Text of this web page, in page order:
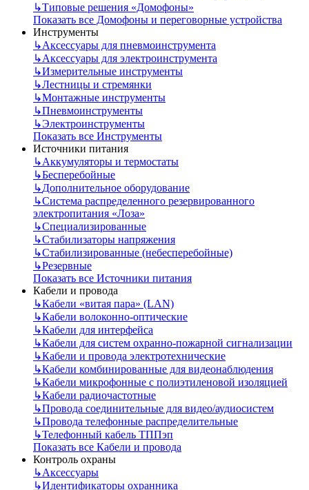
↳Типовые решения «Домофоны»
Показать все Домофоны и переговорные устройства
Инструменты
↳Аксессуары для пневмоинструмента
↳Аксессуары для электроинструмента
↳Измерительные инструменты
↳Лестницы и стремянки
↳Монтажные инструменты
↳Пневмоинструменты
↳Электроинструменты
Показать все Инструменты
Источники питания
↳Аккумуляторы и термостаты
↳Бесперебойные
↳Дополнительное оборудование
↳Система распределенного резервированного
электропитания «Лоза»
↳Специализированные
↳Стабилизаторы напряжения
↳Стабилизированные (небесперебойные)
↳Резервные
Показать все Источники питания
Кабели и провода
↳Кабели «витая пара» (LAN)
↳Кабели волоконно-оптические
↳Кабели для интерфейса
↳Кабели для систем охранно-пожарной сигнализации
↳Кабели и провода электротехнические
↳Кабели комбинированные для видеонаблюдения
↳Кабели микрофонные с полиэтиленовой изоляцией
↳Кабели радиочастотные
↳Провода соединительные для видео/аудиосистем
↳Провода телефонные распределительные
↳Телефонный кабель ТППэп
Показать все Кабели и провода
Контроль охраны
↳Аксессуары
↳Идентификаторы охранника